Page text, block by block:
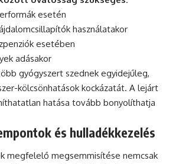
esetén
használatakor
esetében
adásakor
gyógyszert szednek egyidejűleg,
kölcsönhatások kockázatát. A lejárt
hatása tovább bonyolíthatja
és hulladékkezelés
megfelelő megsemmisítése nemcsak